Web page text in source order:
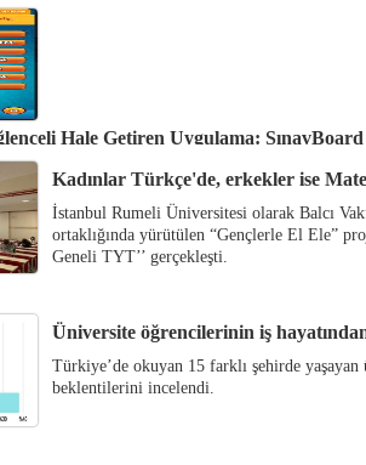
Hale Getiren Uygulama:
uygulaması olan SınavBoard, kendini sürekli
uzak ve eğlenceli bir şekilde hazırlamayı
Kadınlar Türkçe'de, erkekler ise
İstanbul Rumeli Üniversitesi olarak Balcı
ortaklığında yürütülen “Gençlerle El Ele”
Geneli TYT’’ gerçekleşti.
Üniversite öğrencilerinin iş
Türkiye’de okuyan 15 farklı şehirde
beklentilerini incelendi.